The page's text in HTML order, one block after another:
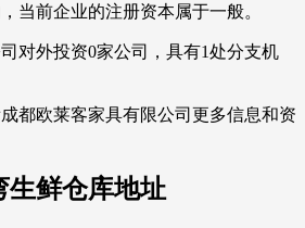
当前企业的注册资本属于一般。
对外投资0家公司，具有1处分支机
都欧莱客家具有限公司更多信息和资
生鲜仓库地址